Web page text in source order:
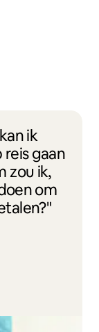
ik
gaan
zou ik,
om